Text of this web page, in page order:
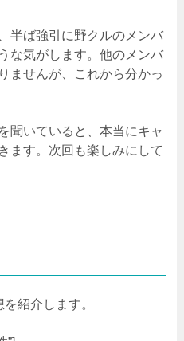
半ば強引に野クルのメンバ
な気がします。他のメンバ
ませんが、これから分かっ
聞いていると、本当にキャ
ます。次回も楽しみにして
紹介します。